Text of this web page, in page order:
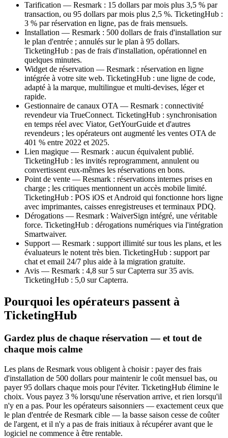
Tarification — Resmark : 15 dollars par mois plus 3,5 % par
transaction, ou 95 dollars par mois plus 2,5 %. TicketingHub :
3 % par réservation en ligne, pas de frais mensuels.
Installation — Resmark : 500 dollars de frais d'installation sur
le plan d'entrée ; annulés sur le plan à 95 dollars.
TicketingHub : pas de frais d'installation, opérationnel en
quelques minutes.
Widget de réservation — Resmark : réservation en ligne
intégrée à votre site web. TicketingHub : une ligne de code,
adapté à la marque, multilingue et multi-devises, léger et
rapide.
Gestionnaire de canaux OTA — Resmark : connectivité
revendeur via TrueConnect. TicketingHub : synchronisation
en temps réel avec Viator, GetYourGuide et d'autres
revendeurs ; les opérateurs ont augmenté les ventes OTA de
401 % entre 2022 et 2025.
Lien magique — Resmark : aucun équivalent publié.
TicketingHub : les invités reprogramment, annulent ou
convertissent eux-mêmes les réservations en bons.
Point de vente — Resmark : réservations internes prises en
charge ; les critiques mentionnent un accès mobile limité.
TicketingHub : POS iOS et Android qui fonctionne hors ligne
avec imprimantes, caisses enregistreuses et terminaux PDQ.
Dérogations — Resmark : WaiverSign intégré, une véritable
force. TicketingHub : dérogations numériques via l'intégration
Smartwaiver.
Support — Resmark : support illimité sur tous les plans, et les
évaluateurs le notent très bien. TicketingHub : support par
chat et email 24/7 plus aide à la migration gratuite.
Avis — Resmark : 4,8 sur 5 sur Capterra sur 35 avis.
TicketingHub : 5,0 sur Capterra.
Pourquoi les opérateurs passent à
TicketingHub
Gardez plus de chaque réservation — et tout de
chaque mois calme
Les plans de Resmark vous obligent à choisir : payer des frais
d'installation de 500 dollars pour maintenir le coût mensuel bas, ou
payer 95 dollars chaque mois pour l'éviter. TicketingHub élimine le
choix. Vous payez 3 % lorsqu'une réservation arrive, et rien lorsqu'il
n'y en a pas. Pour les opérateurs saisonniers — exactement ceux que
le plan d'entrée de Resmark cible — la basse saison cesse de coûter
de l'argent, et il n'y a pas de frais initiaux à récupérer avant que le
logiciel ne commence à être rentable.